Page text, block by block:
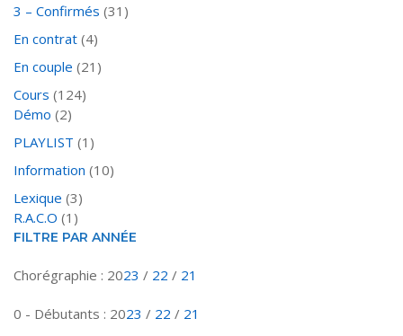
3 – Confirmés (31)
En contrat (4)
En couple (21)
Cours (124)
Démo (2)
PLAYLIST (1)
Information (10)
Lexique (3)
R.A.C.O (1)
FILTRE PAR ANNÉE
Chorégraphie : 2023 / 22 / 21
0 - Débutants : 2023 / 22 / 21